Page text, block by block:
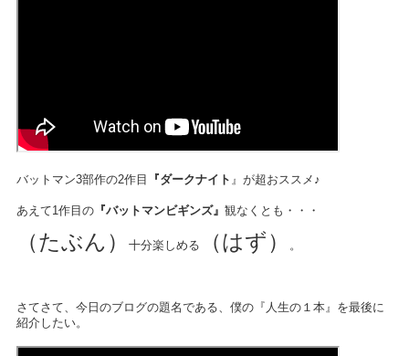
バットマン3部作の2作目 『ダークナイト 』が超おススメ♪
あえて1作目の『バットマンビギンズ』 観なくとも・・・
（たぶん ） 十分楽しめる （はず） 。
さてさて、今日のブログの題名である、僕の『人生の１本』を最後に
紹介したい。